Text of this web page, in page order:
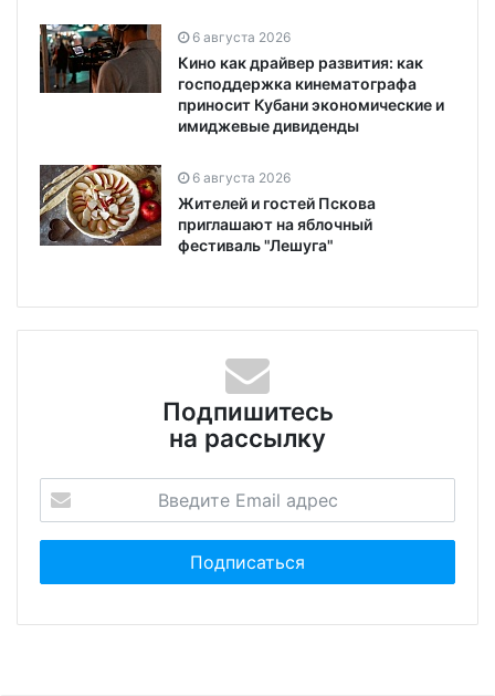
6 августа 2026
Кино как драйвер развития: как
господдержка кинематографа
приносит Кубани экономические и
имиджевые дивиденды
6 августа 2026
Жителей и гостей Пскова
приглашают на яблочный
фестиваль "Лешуга"
Подпишитесь
на рассылку